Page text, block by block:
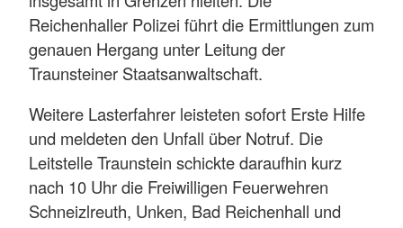
Reichenhaller Polizei führt die Ermittlungen zum
genauen Hergang unter Leitung der
Traunsteiner Staatsanwaltschaft.
Weitere Lasterfahrer leisteten sofort Erste Hilfe
und meldeten den Unfall über Notruf. Die
Leitstelle Traunstein schickte daraufhin kurz
nach 10 Uhr die Freiwilligen Feuerwehren
Schneizlreuth, Unken, Bad Reichenhall und